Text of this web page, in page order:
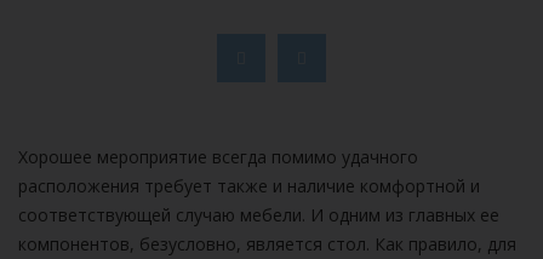
Хорошее мероприятие всегда помимо удачного
расположения требует также и наличие комфортной и
соответствующей случаю мебели. И одним из главных ее
компонентов, безусловно, является стол. Как правило, для